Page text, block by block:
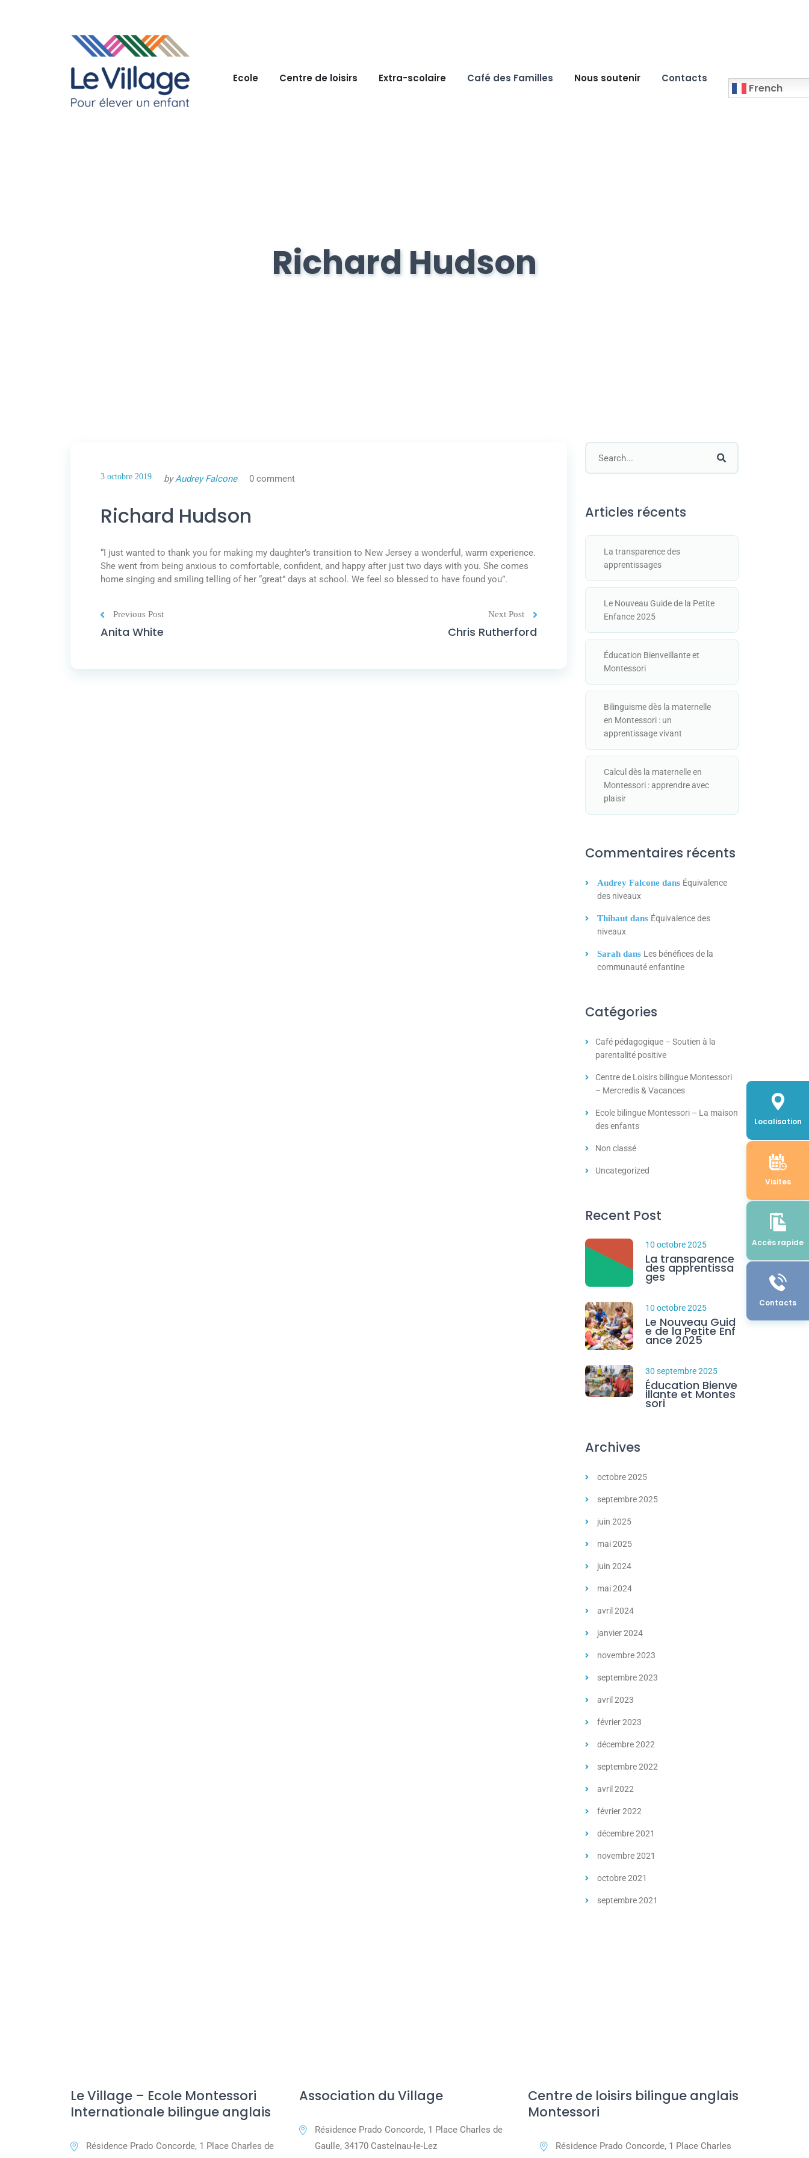
Localisation
Visites
Accès rapide
Contacts
Ecole Centre de loisirs Extra-scolaire Café des Familles Nous soutenir Contacts
French
Richard Hudson
3 octobre 2019 byAudrey Falcone 0 comment
Richard Hudson
“I just wanted to thank you for making my daughter’s transition to New Jersey a wonderful, warm experience.
She went from being anxious to comfortable, confident, and happy after just two days with you. She comes
home singing and smiling telling of her “great” days at school. We feel so blessed to have found you”.
Previous Post
Anita White
Next Post
Chris Rutherford
Articles récents
La transparence des
apprentissages
Le Nouveau Guide de la Petite
Enfance 2025
Éducation Bienveillante et
Montessori
Bilinguisme dès la maternelle
en Montessori : un
apprentissage vivant
Calcul dès la maternelle en
Montessori : apprendre avec
plaisir
Commentaires récents
Audrey Falcone dans Équivalence
des niveaux
Thibaut dans Équivalence des
niveaux
Sarah dans Les bénéfices de la
communauté enfantine
Catégories
Café pédagogique – Soutien à la
parentalité positive
Centre de Loisirs bilingue Montessori
– Mercredis & Vacances
Ecole bilingue Montessori – La maison
des enfants
Non classé
Uncategorized
Recent Post
10 octobre 2025
La transparence
des apprentissa
ges
10 octobre 2025
Le Nouveau Guid
e de la Petite Enf
ance 2025
30 septembre 2025
Éducation Bienve
illante et Montes
sori
Archives
octobre 2025
septembre 2025
juin 2025
mai 2025
juin 2024
mai 2024
avril 2024
janvier 2024
novembre 2023
septembre 2023
avril 2023
février 2023
décembre 2022
septembre 2022
avril 2022
février 2022
décembre 2021
novembre 2021
octobre 2021
septembre 2021
Le Village – Ecole Montessori
Internationale bilingue anglais
Résidence Prado Concorde, 1 Place Charles de
Association du Village
Résidence Prado Concorde, 1 Place Charles de
Gaulle, 34170 Castelnau-le-Lez
Centre de loisirs bilingue anglais
Montessori
Résidence Prado Concorde, 1 Place Charles